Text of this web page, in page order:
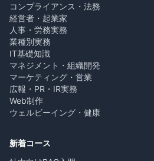
コンプライアンス・法務
経営者・起業家
人事・労務実務
業種別実務
IT基礎知識
マネジメント・組織開発
マーケティング・営業
広報・PR・IR実務
Web制作
ウェルビーイング・健康
新着コース